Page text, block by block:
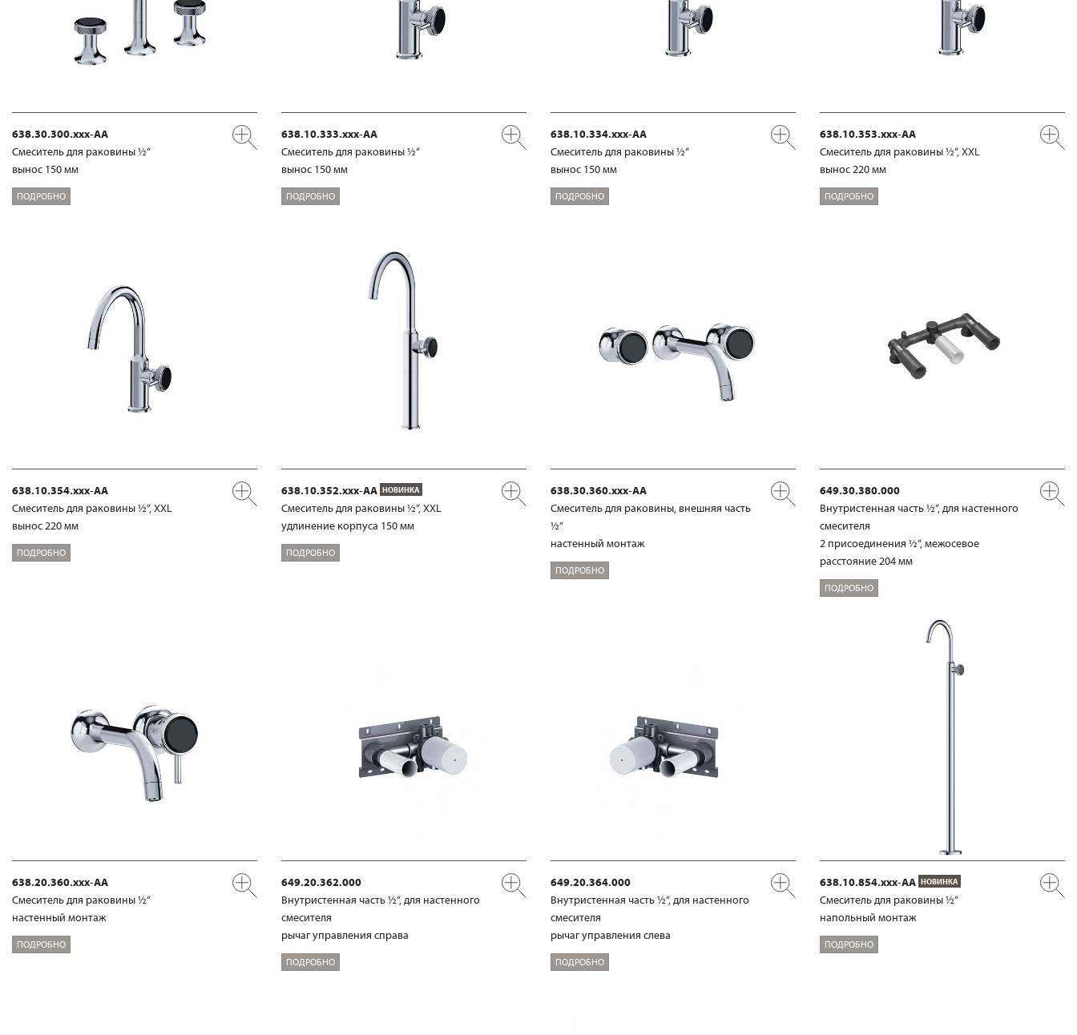
638.30.300.xxx-AA
Смеситель для раковины ½“
вынос 150 мм
ПОДРОБНО
638.10.333.xxx-AA
Смеситель для раковины ½“
вынос 150 мм
ПОДРОБНО
638.10.334.xxx-AA
Смеситель для раковины ½“
вынос 150 мм
ПОДРОБНО
638.10.353.xxx-AA
Смеситель для раковины ½“, XXL
вынос 220 мм
ПОДРОБНО
638.10.354.xxx-AA
Смеситель для раковины ½“, XXL
вынос 220 мм
ПОДРОБНО
638.10.352.xxx-AA НОВИНКА
Смеситель для раковины ½“, XXL
удлинение корпуса 150 мм
ПОДРОБНО
638.30.360.xxx-AA
Смеситель для раковины, внешняя часть
½“
настенный монтаж
ПОДРОБНО
649.30.380.000
Внутристенная часть ½“, для настенного
смесителя
2 присоединения ½“, межосевое
расстояние 204 мм
ПОДРОБНО
638.20.360.xxx-AA
Смеситель для раковины ½“
настенный монтаж
ПОДРОБНО
649.20.362.000
Внутристенная часть ½“, для настенного
смесителя
рычаг управления справа
ПОДРОБНО
649.20.364.000
Внутристенная часть ½“, для настенного
смесителя
рычаг управления слева
ПОДРОБНО
638.10.854.xxx-AA НОВИНКА
Смеситель для раковины ½“
напольный монтаж
ПОДРОБНО